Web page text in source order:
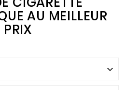
AU MEILLEUR
PRIX
